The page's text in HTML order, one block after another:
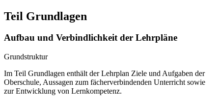
Teil Grundlagen
Aufbau und Verbindlichkeit der Lehrpläne
Grundstruktur
Im Teil Grundlagen enthält der Lehrplan Ziele und Aufgaben der
Oberschule, Aussagen zum fächerverbindenden Unterricht sowie
zur Entwicklung von Lernkompetenz.